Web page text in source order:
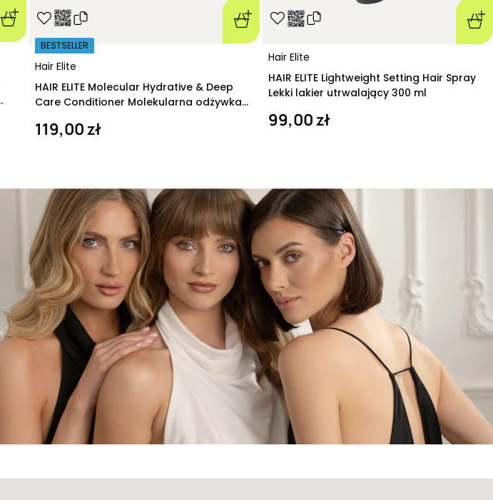
Hair Elite
BESTSELLER
HAIR ELITE Molecular Hydrative & Deep
Care Conditioner Molekularna odżywka
119,00 zł
Hair Elite
HAIR ELITE Lightweight Setting Hair Spray
Lekki lakier utrwalający 300 ml
99,00 zł